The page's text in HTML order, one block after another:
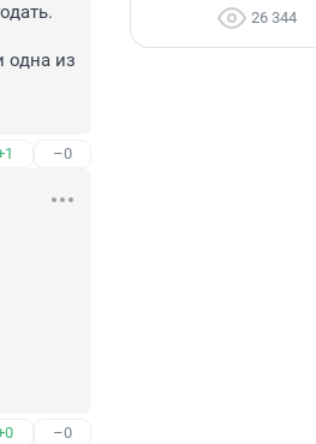
одна из
–0
–0
26 344